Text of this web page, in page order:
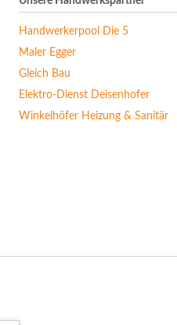
Handwerkerpool Die 5
Maler Egger
Gleich Bau
Elektro-Dienst Deisenhofer
Winkelhöfer Heizung & Sanitär